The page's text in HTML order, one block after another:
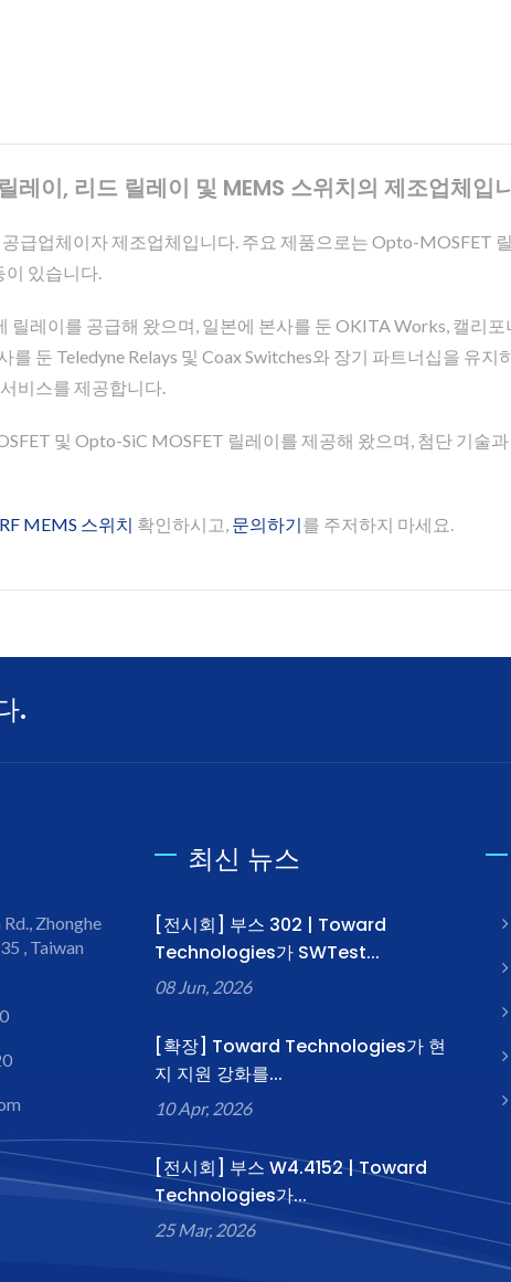
이, 리드 릴레이 및 MEMS 스위치의 제조업체입
급업체이자 제조업체입니다. 주요 제품으로는 Opto-MOSFET
이 있습니다.
릴레이를 공급해 왔으며, 일본에 본사를 둔 OKITA Works, 캘리
둔 Teledyne Relays 및 Coax Switches와 장기 파트너십을 유지
비스를 제공합니다.
및 Opto-SiC MOSFET 릴레이를 제공해 왔으며, 첨단 기술
RF MEMS 스위치 확인하시고, 문의하기를 주저하지 마세요.
.
Zhonghe
, Taiwan
최신 뉴스
[전시회] 부스 302 | Toward
Technologies가 SWTest...
08 Jun, 2026
[확장] Toward Technologies가 현
지 지원 강화를...
10 Apr, 2026
[전시회] 부스 W4.4152 | Toward
Technologies가...
25 Mar, 2026